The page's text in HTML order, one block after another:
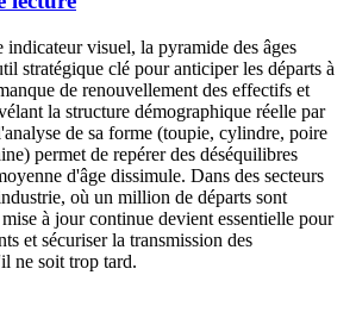
visuel, la pyramide des âges
stratégique clé pour anticiper les départs à
de renouvellement des effectifs et
la structure démographique réelle par
de sa forme (toupie, cylindre, poire
permet de repérer des déséquilibres
d'âge dissimule. Dans des secteurs
où un million de départs sont
à jour continue devient essentielle pour
et sécuriser la transmission des
ne soit trop tard.